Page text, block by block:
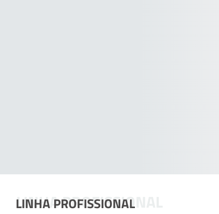
LINHA PROFISSIONAL
LINHA PROFISSIONAL